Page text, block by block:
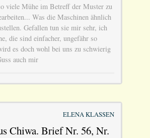
viele Mühe im Betreff der Muster zu
Was die Maschinen ähnlich
Gefallen tun sie mir sehr, ich
die sind einfacher, ungefähr so
es doch wohl bei uns zu schwierig
auch mir
ELENA KLASSEN
Chiwa. Brief Nr. 56, Nr.